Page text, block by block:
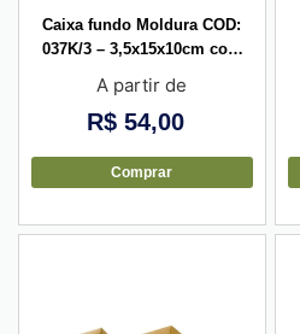
Caixa fundo Moldura COD:
037K/3 – 3,5x15x10cm com
– 10 unid
A partir de
R$ 54,00
Comprar